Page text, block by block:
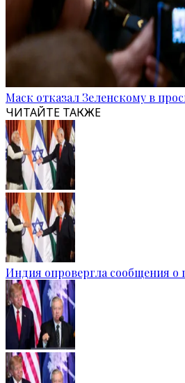
Маск отказал Зеленскому в
ЧИТАЙТЕ ТАКЖЕ
Индия опровергла сообщения о